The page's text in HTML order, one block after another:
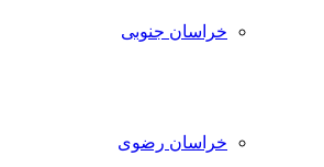
خراسان جنوبی
خراسان رضوی